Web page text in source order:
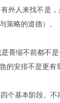
外人来找不是
策略的道德）。
畏缩不前都不
的安排不是更有
基本阶段。不